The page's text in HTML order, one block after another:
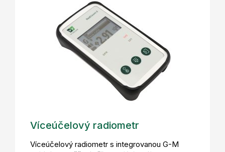
Víceúčelový radiometr
Víceúčelový radiometr s integrovanou G-M